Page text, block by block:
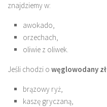
znajdziemy w:
awokado,
orzechach,
oliwie z oliwek.
Jeśli chodzi o węglowodany
brązowy ryż,
kaszę gryczaną,